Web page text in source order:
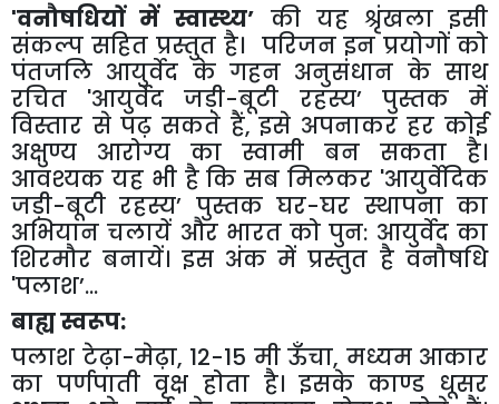
'वनौषधियों में स्वास्थ्य’ की यह श्रृंखला इसी
संकल्प सहित प्रस्तुत है। परिजन इन प्रयोगों को
पंतजलि आयुर्वेद के गहन अनुसंधान के साथ
रचित 'आयुर्वेद जड़ी-बूटी रहस्य’ पुस्तक में
विस्तार से पढ़ सकते हैं,इसे अपनाकर हर कोई
अक्षुण्य आरोग्य का स्वामी बन सकता है।
आवश्यक यह भी है कि सब मिलकर 'आयुर्वेदिक
जड़ी-बूटी रहस्य’ पुस्तक घर-घर स्थापना का
अभियान चलायें और भारत को पुन: आयुर्वेद का
शिरमौर बनायें। इस अंक में प्रस्तुत है वनौषधि
'पलाश’...
बाह्य स्वरूप:
पलाश टेढ़ा-मेढ़ा, 12-15 मी ऊँचा, मध्यम आकार
का पर्णपाती वृक्ष होता है। इसके काण्ड धूसर